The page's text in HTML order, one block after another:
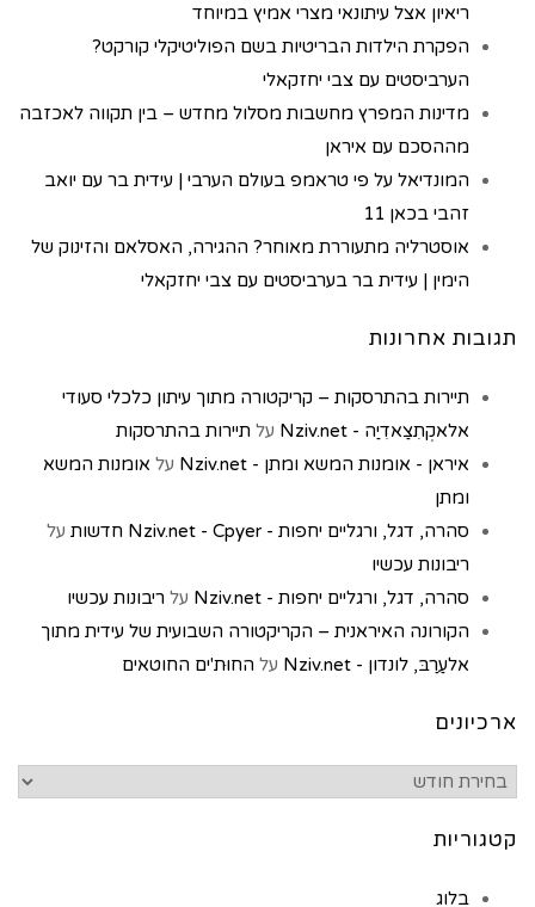
ריאיון אצל עיתונאי מצרי אמיץ במיוחד
הפקרת הילדות הבריטיות בשם הפוליטיקלי קורקט?
הערביסטים עם צבי יחזקאלי
מדינות המפרץ מחשבות מסלול מחדש – בין תקווה לאכזבה
מההסכם עם איראן
המונדיאל על פי טראמפ בעולם הערבי | עידית בר עם יואב
זהבי בכאן 11
אוסטרליה מתעוררת מאוחר? ההגירה, האסלאם והזינוק של
הימין | עידית בר בערביסטים עם צבי יחזקאלי
תגובות אחרונות
תיירות בהתרסקות – קריקטורה מתוך עיתון כלכלי סעודי
אלאקְתִצַאדִיַה - Nziv.net
על תיירות בהתרסקות
איראן - אומנות המשא ומתן - Nziv.net
על אומנות המשא
ומתן
סהרה, דגל, ורגליים יחפות - Nziv.net - Cpyer חדשות
על
ריבונות עכשיו
סהרה, דגל, ורגליים יחפות - Nziv.net
על ריבונות עכשיו
הקורונה האיראנית – הקריקטורה השבועית של עידית מתוך
אלעַרַבּ, לונדון - Nziv.net
על החוּת'ים החוטאים
ארכיונים
קטגוריות
בלוג